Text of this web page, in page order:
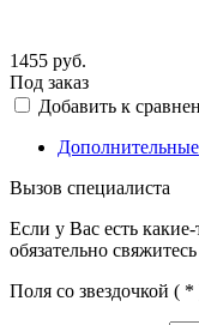
1455 руб.
Под заказ
Добавить к
Дополнительные
Вызов специалиста
Если у Вас есть
обязательно
Поля со звездочкой ( *